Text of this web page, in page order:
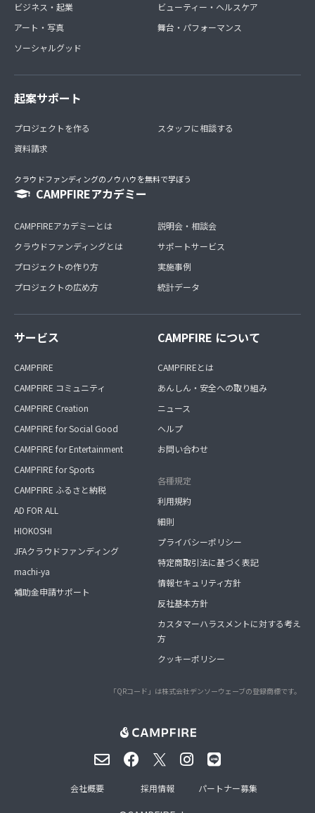
ビジネス・起業
アート・写真
ソーシャルグッド
ビューティー・ヘルスケア
舞台・パフォーマンス
起案サポート
プロジェクトを作る
資料請求
スタッフに相談する
クラウドファンディングのノウハウを無料で学ぼう
CAMPFIREアカデミー
CAMPFIREアカデミーとは
クラウドファンディングとは
プロジェクトの作り方
プロジェクトの広め方
説明会・相談会
サポートサービス
実施事例
統計データ
サービス
CAMPFIRE
CAMPFIRE コミュニティ
CAMPFIRE Creation
CAMPFIRE for Social Good
CAMPFIRE for Entertainment
CAMPFIRE for Sports
CAMPFIRE ふるさと納税
AD FOR ALL
HIOKOSHI
JFAクラウドファンディング
machi-ya
補助金申請サポート
CAMPFIRE について
CAMPFIREとは
あんしん・安全への取り組み
ニュース
ヘルプ
お問い合わせ
各種規定
利用規約
細則
プライバシーポリシー
特定商取引法に基づく表記
情報セキュリティ方針
反社基本方針
カスタマーハラスメントに対する考え
方
クッキーポリシー
「QRコード」は株式会社デンソーウェーブの登録商標です。
会社概要 採用情報 パートナー募集